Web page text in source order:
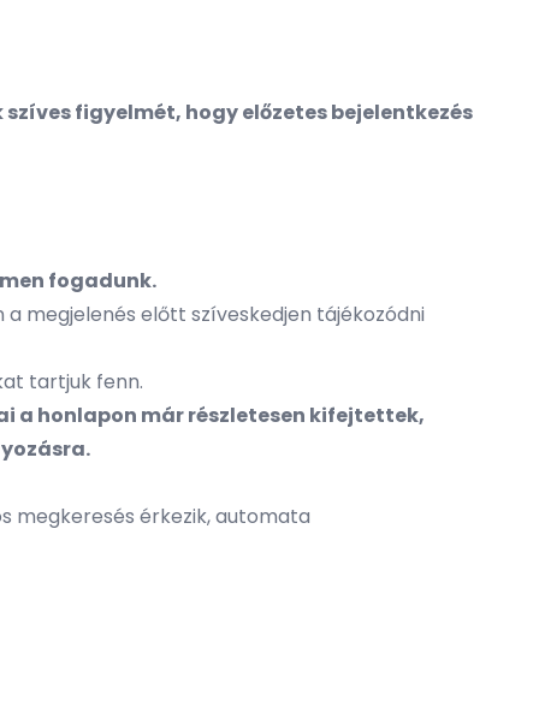
figyelmét, hogy előzetes bejelentkezés
fogadunk.
megjelenés előtt szíveskedjen tájékozódni
tartjuk fenn.
a honlapon már részletesen kifejtettek,
megkeresés érkezik, automata